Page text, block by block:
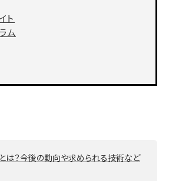
ト
ム
は？今後の動向や求められる技術など